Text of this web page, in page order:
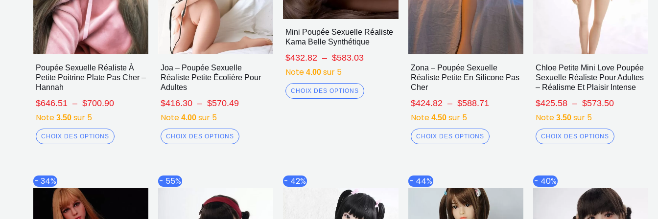
Poupée Sexuelle Réaliste À
Petite Poitrine Plate Pas Cher –
Hannah
$646.51 – $700.90
Note 3.50 sur 5
CHOIX DES OPTIONS
Joa – Poupée Sexuelle
Réaliste Petite Écolière Pour
Adultes
$416.30 – $570.49
Note4.00 sur 5
CHOIX DES OPTIONS
Mini Poupée Sexuelle Réaliste
Kama Belle Synthétique
$432.82 – $583.03
Note4.00 sur 5
CHOIX DES OPTIONS
Zona – Poupée Sexuelle
Réaliste Petite En Silicone Pas
Cher
$424.82 – $588.71
Note 4.50sur 5
CHOIX DES OPTIONS
Chloe Petite Mini Love Poupée
Sexuelle Réaliste Pour Adultes
– Réalisme Et Plaisir Intense
$425.58 – $573.50
Note 3.50sur 5
CHOIX DES OPTIONS
- 34%
de
- 55%
$582.34
a
- 42%
prix :
$643.31
produit
a
- 44%
de
prix :
$647.94
a
- 40%
de
prix :
$635.74
produit
a